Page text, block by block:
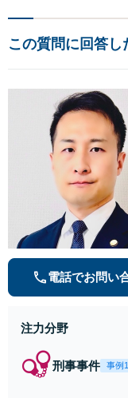
この質問に回答し
電話でお問い
注力分野
刑事事件 事例